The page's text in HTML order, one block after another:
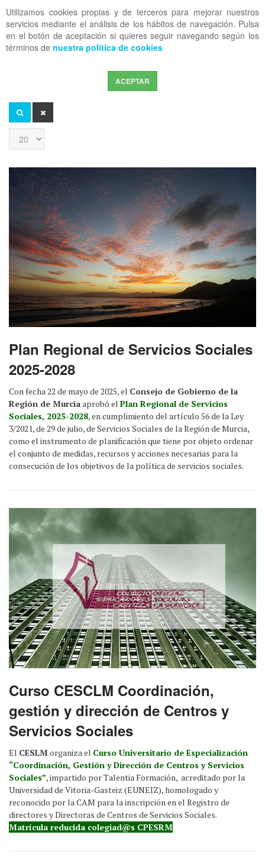
Utilizamos cookies propias y de terceros para mejorar nuestros
servicios mediante el análisis de los hábitos de navegación. Pulsa
en el botón de aceptación si quieres seguir navegando según los
términos de nuestra política de cookies
ACEPTAR
OFF CANVAS
del
títuloBUSCAR
Cantidad
a
Plan Regional de Servicios Sociales
2025-2028
Con fecha 22 de mayo de 2025, el Consejo de Gobierno de la
Región de Murciaaprobó el Plan Regional de Servicios
Sociales, 2025-2028, en cumplimiento del artículo 56 de la Ley
3/2021, de 29 de julio, de Servicios Sociales de la Región de Murcia,
como el instrumento de planificación que tiene por objeto ordenar
el conjunto de medidas, recursos y acciones necesarias para la
consecución de los objetivos de la política de servicios sociales.
Curso CESCLM Coordinación,
gestión y dirección de Centros y
Servicios Sociales
El CESLMorganiza el Curso Universitario de Especialización
“Coordinación, Gestión y Dirección de Centros y Servicios
Sociales”, impartido por Talentia Formación, acreditado por la
Universidad de Vitoria-Gasteiz (EUNEIZ), homologado y
reconocido por la CAM para la inscripción en el Registro de
directores y Directoras de Centros de Servicios Sociales.
Matrícula reducida colegiad@s CPESRM